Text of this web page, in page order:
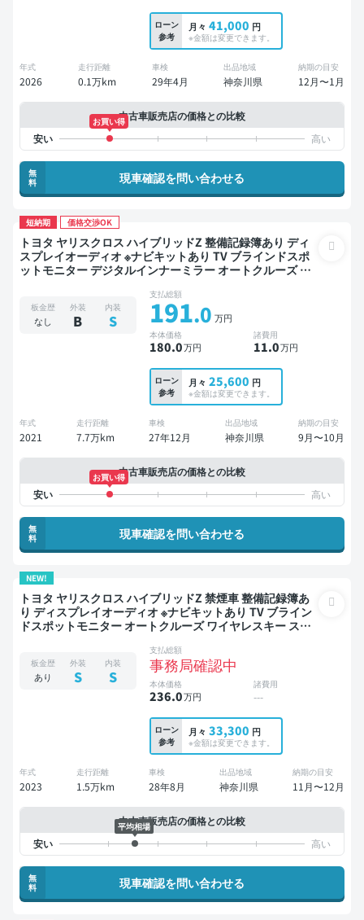
ローン
参考
月々 41,000 円
※金額は変更できます。
年式
2026
走行距離
0.1万km
車検
29年4月
出品地域
神奈川県
納期の目安
12月〜1月
中古車販売店の価格との比較
お買い得
無
料
現車確認を問い合わせる
短納期 価格交渉OK
トヨタ ヤリスクロス ハイブリッドZ 整備記録簿あり ディ
スプレイオーディオ ※ナビキットあり TV ブラインドスポ
ットモニター デジタルインナーミラー オートクルーズ ワ
カメラ ドライブレコーダー 衝突軽減
板金歴
なし
外装
B
内装
S
支払総額
191.0 万円
本体価格
180.0万円
諸費用
11.0万円
ローン
参考
月々 25,600 円
※金額は変更できます。
年式
2021
走行距離
7.7万km
車検
27年12月
出品地域
神奈川県
納期の目安
9月〜10月
中古車販売店の価格との比較
お買い得
無
料
現車確認を問い合わせる
NEW!
トヨタ ヤリスクロス ハイブリッドZ 禁煙車 整備記録簿あ
り ディスプレイオーディオ ※ナビキットあり TV ブライン
ドスポットモニター オートクルーズ ワイヤレスキー スマ
ラ ドライブレコーダー 衝突軽減
板金歴
あり
外装
S
内装
S
支払総額
事務局確認中
本体価格
236.0万円
諸費用
---
ローン
参考
月々 33,300 円
※金額は変更できます。
年式
2023
走行距離
1.5万km
車検
28年8月
出品地域
神奈川県
納期の目安
11月〜12月
中古車販売店の価格との比較
平均相場
無
料
現車確認を問い合わせる